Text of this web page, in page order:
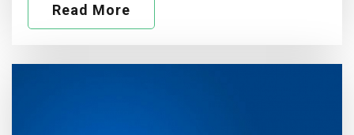
Read More